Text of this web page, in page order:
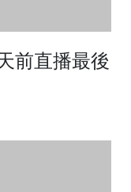
前直播最後